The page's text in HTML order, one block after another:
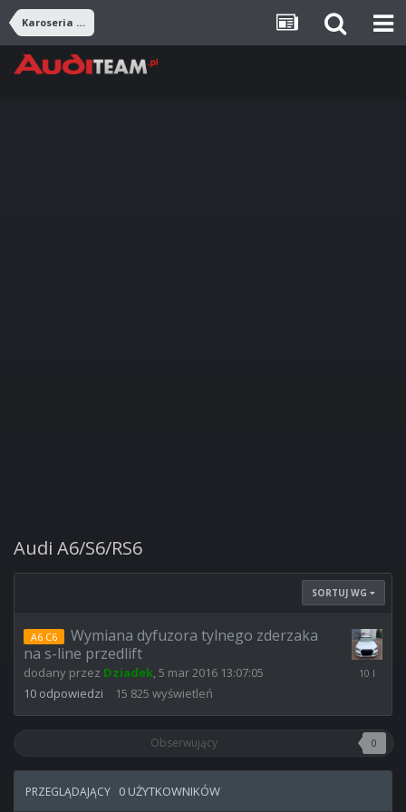
Karoseria i nadwozie
Audi A6/S6/RS6
SORTUJ WG
A6 C6
Wymiana dyfuzora tylnego zderzaka
na s-line przedlift
dodany przez Dziadek,5 mar 2016 13:07:05
10 odpowiedzi 15 825 wyświetleń
10:54:01
Obserwujący 0
PRZEGLĄDAJĄCY 0 UŻYTKOWNIKÓW